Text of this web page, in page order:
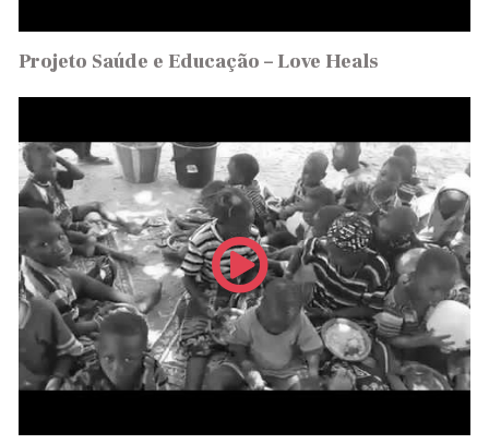
Projeto Saúde e Educação – Love Heals